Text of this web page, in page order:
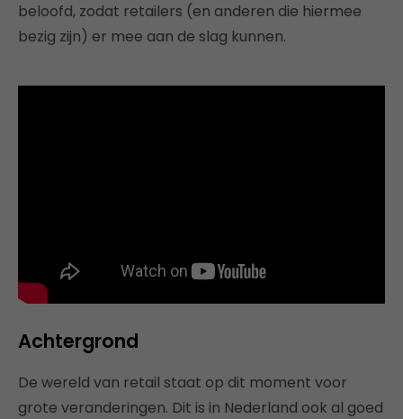
beloofd, zodat retailers (en anderen die hiermee
bezig zijn) er mee aan de slag kunnen.
Achtergrond
De wereld van retail staat op dit moment voor
grote veranderingen. Dit is in Nederland ook al goed